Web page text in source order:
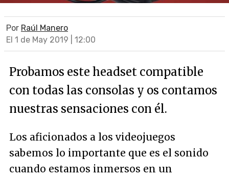
Por Raúl Manero
El 1 de May 2019 | 12:00
Probamos este headset compatible
con todas las consolas y os contamos
nuestras sensaciones con él.
Los aficionados a los videojuegos
sabemos lo importante que es el sonido
cuando estamos inmersos en un